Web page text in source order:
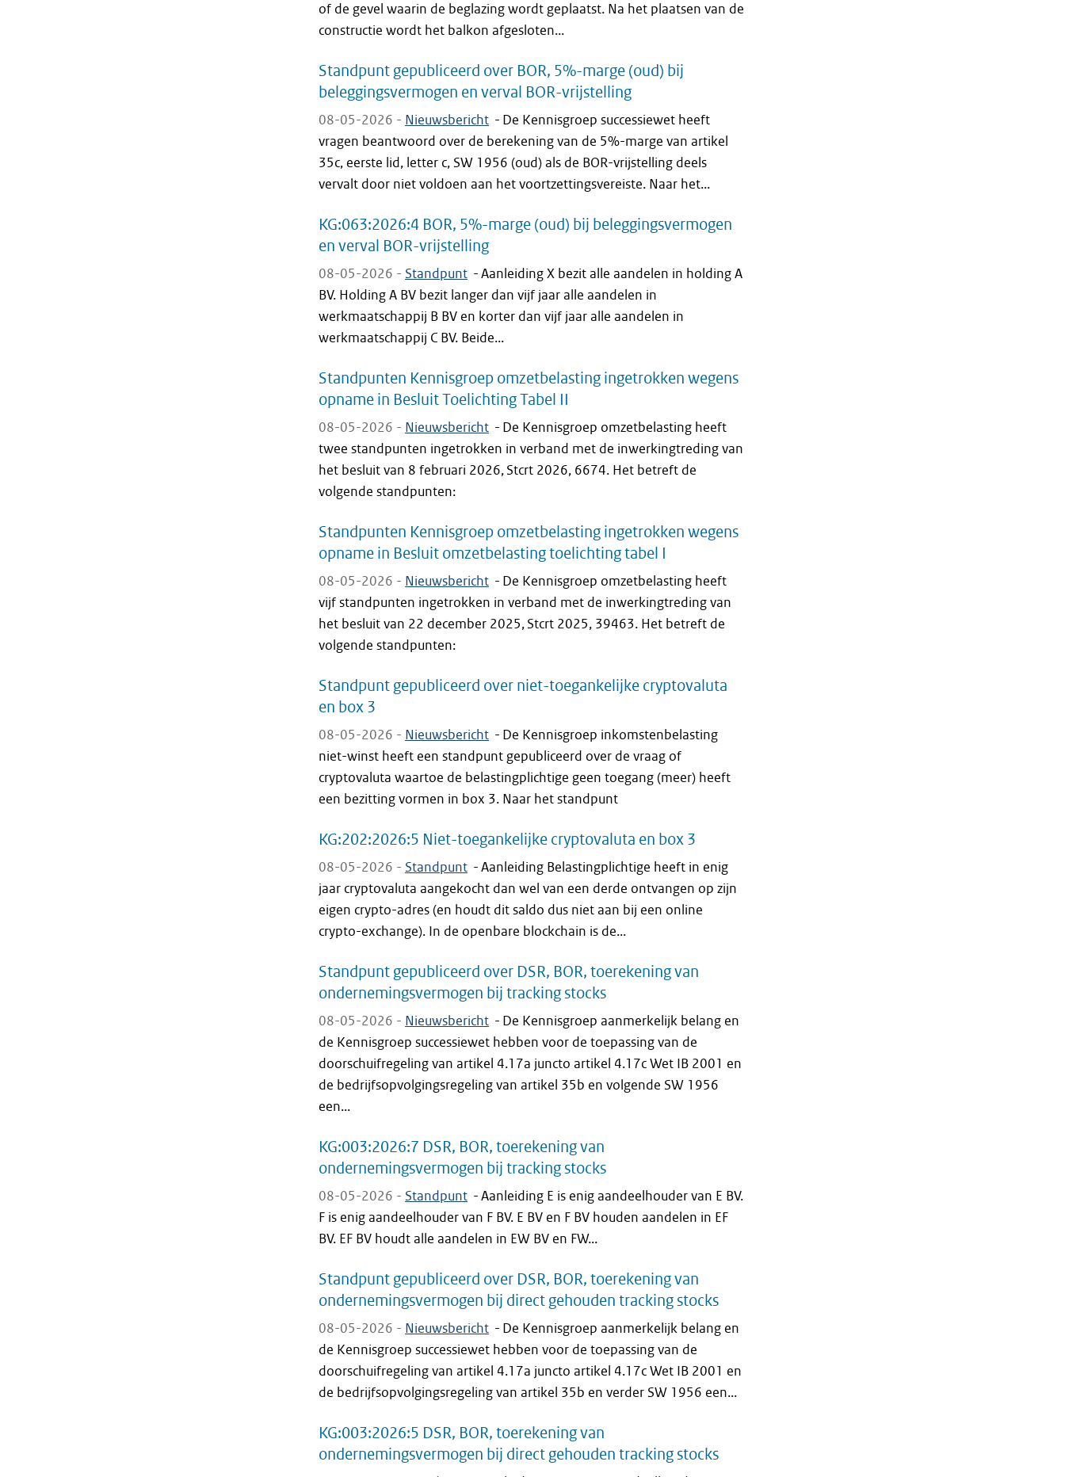
of de gevel waarin de beglazing wordt geplaatst. Na het plaatsen van de
constructie wordt het balkon afgesloten...
Standpunt gepubliceerd over BOR, 5%-marge (oud) bij
beleggingsvermogen en verval BOR-vrijstelling
08-05-2026 - Nieuwsbericht - De Kennisgroep successiewet heeft
vragen beantwoord over de berekening van de 5%-marge van artikel
35c, eerste lid, letter c, SW 1956 (oud) als de BOR-vrijstelling deels
vervalt door niet voldoen aan het voortzettingsvereiste. Naar het...
KG:063:2026:4 BOR, 5%-marge (oud) bij beleggingsvermogen
en verval BOR-vrijstelling
08-05-2026 - Standpunt -Aanleiding X bezit alle aandelen in holding A
BV. Holding A BV bezit langer dan vijf jaar alle aandelen in
werkmaatschappij B BV en korter dan vijf jaar alle aandelen in
werkmaatschappij C BV. Beide...
Standpunten Kennisgroep omzetbelasting ingetrokken wegens
opname in Besluit Toelichting Tabel II
08-05-2026 - Nieuwsbericht - De Kennisgroep omzetbelasting heeft
twee standpunten ingetrokken in verband met de inwerkingtreding van
het besluit van 8 februari 2026, Stcrt 2026, 6674. Het betreft de
volgende standpunten:
Standpunten Kennisgroep omzetbelasting ingetrokken wegens
opname in Besluit omzetbelasting toelichting tabel I
08-05-2026 - Nieuwsbericht - De Kennisgroep omzetbelasting heeft
vijf standpunten ingetrokken in verband met de inwerkingtreding van
het besluit van 22 december 2025, Stcrt 2025, 39463. Het betreft de
volgende standpunten:
Standpunt gepubliceerd over niet-toegankelijke cryptovaluta
en box 3
08-05-2026 - Nieuwsbericht - De Kennisgroep inkomstenbelasting
niet-winst heeft een standpunt gepubliceerd over de vraag of
cryptovaluta waartoe de belastingplichtige geen toegang (meer) heeft
een bezitting vormen in box 3. Naar het standpunt
KG:202:2026:5 Niet-toegankelijke cryptovaluta en box 3
08-05-2026 - Standpunt -Aanleiding Belastingplichtige heeft in enig
jaar cryptovaluta aangekocht dan wel van een derde ontvangen op zijn
eigen crypto-adres (en houdt dit saldo dus niet aan bij een online
crypto-exchange). In de openbare blockchain is de...
Standpunt gepubliceerd over DSR, BOR, toerekening van
ondernemingsvermogen bij tracking stocks
08-05-2026 - Nieuwsbericht - De Kennisgroep aanmerkelijk belang en
de Kennisgroep successiewet hebben voor de toepassing van de
doorschuifregeling van artikel 4.17a juncto artikel 4.17c Wet IB 2001 en
de bedrijfsopvolgingsregeling van artikel 35b en volgende SW 1956
een...
KG:003:2026:7 DSR, BOR, toerekening van
ondernemingsvermogen bij tracking stocks
08-05-2026 - Standpunt -Aanleiding E is enig aandeelhouder van E BV.
F is enig aandeelhouder van F BV. E BV en F BV houden aandelen in EF
BV. EF BV houdt alle aandelen in EW BV en FW...
Standpunt gepubliceerd over DSR, BOR, toerekening van
ondernemingsvermogen bij direct gehouden tracking stocks
08-05-2026 - Nieuwsbericht - De Kennisgroep aanmerkelijk belang en
de Kennisgroep successiewet hebben voor de toepassing van de
doorschuifregeling van artikel 4.17a juncto artikel 4.17c Wet IB 2001 en
de bedrijfsopvolgingsregeling van artikel 35b en verder SW 1956 een...
KG:003:2026:5 DSR, BOR, toerekening van
ondernemingsvermogen bij direct gehouden tracking stocks